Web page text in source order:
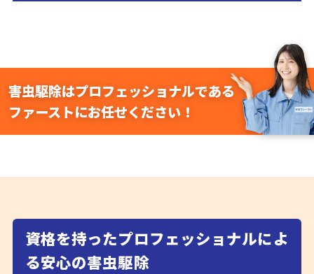
害虫駆除はプロフェッショナルである
ファーストにお任せください！
資格を持ったプロフェッショナルによ
る安心の害虫駆除